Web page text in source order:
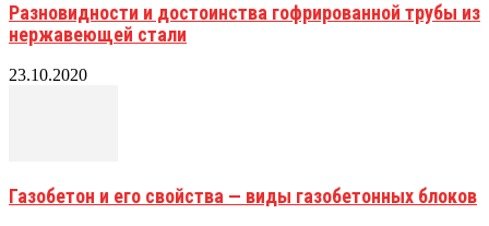
Разновидности и достоинства гофрированной трубы из
нержавеющей стали
23.10.2020
Газобетон и его свойства — виды газобетонных блоков